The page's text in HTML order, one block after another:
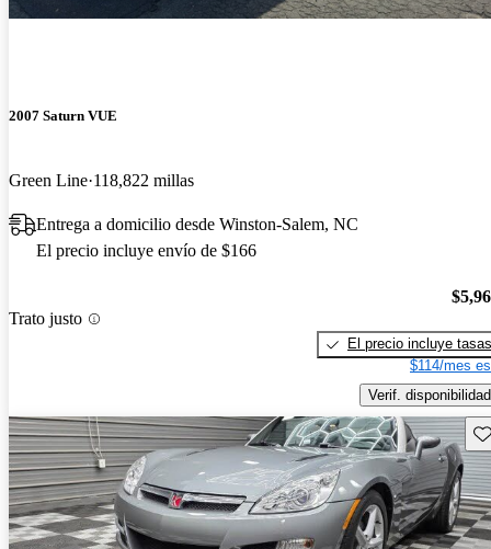
2007 Saturn VUE
Green Line 118,822 millas
Entrega a domicilio desde Winston-Salem, NC
El precio incluye envío de $166
Trato justo
El precio incluye tasas
$114/mes
Verif. disponibilidad